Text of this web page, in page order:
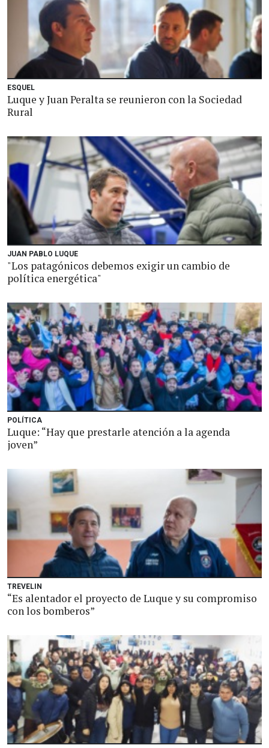
ESQUEL
Luque y Juan Peralta se reunieron con la Sociedad
Rural
JUAN PABLO LUQUE
"Los patagónicos debemos exigir un cambio de
política energética"
POLÍTICA
Luque: “Hay que prestarle atención a la agenda
joven”
TREVELIN
“Es alentador el proyecto de Luque y su compromiso
con los bomberos”